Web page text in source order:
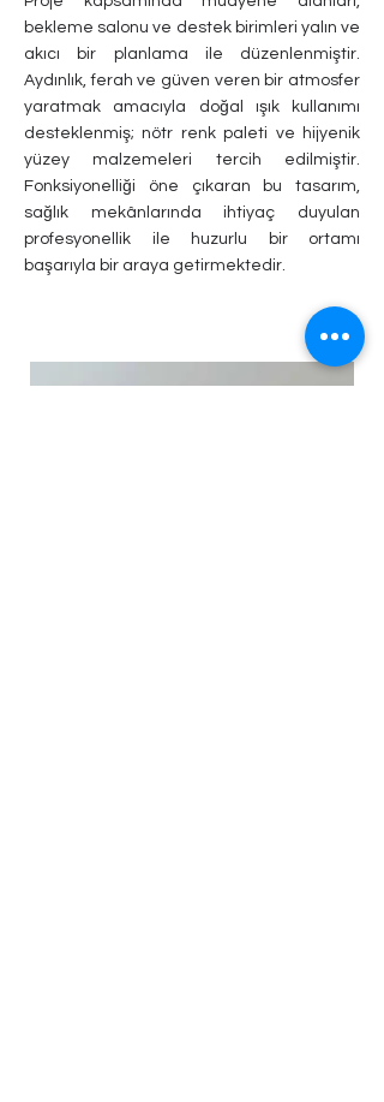
bekleme salonu ve destek birimleri yalın ve
akıcı bir planlama ile düzenlenmiştir.
Aydınlık, ferah ve güven veren bir atmosfer
yaratmak amacıyla doğal ışık kullanımı
desteklenmiş; nötr renk paleti ve hijyenik
yüzey malzemeleri tercih edilmiştir.
Fonksiyonelliği öne çıkaran bu tasarım,
sağlık mekânlarında ihtiyaç duyulan
profesyonellik ile huzurlu bir ortamı
başarıyla bir araya getirmektedir.